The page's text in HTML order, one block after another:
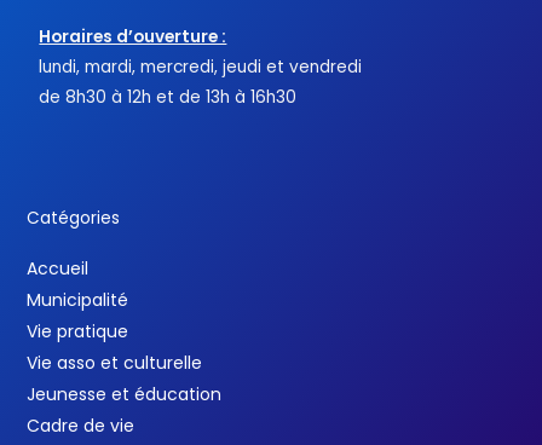
Horaires d’ouverture :
lundi, mardi, mercredi, jeudi et vendredi
de 8h30 à 12h et de 13h à 16h30
Catégories
Accueil
Municipalité
Vie pratique
Vie asso et culturelle
Jeunesse et éducation
Cadre de vie